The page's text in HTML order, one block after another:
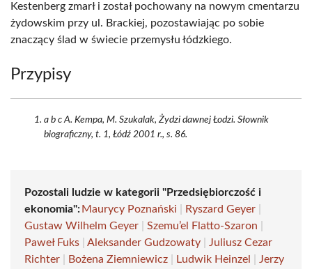
Kestenberg zmarł i został pochowany na nowym cmentarzu
żydowskim przy ul. Brackiej, pozostawiając po sobie
znaczący ślad w świecie przemysłu łódzkiego.
Przypisy
a b c A. Kempa, M. Szukalak, Żydzi dawnej Łodzi. Słownik
biograficzny, t. 1, Łódź 2001 r., s. 86.
Pozostali ludzie w kategorii "Przedsiębiorczość i
ekonomia": Maurycy Poznański Ryszard Geyer
Gustaw Wilhelm Geyer
Szemu’el Flatto-Szaron
Paweł Fuks
Aleksander Gudzowaty
Juliusz Cezar
Richter
Bożena Ziemniewicz Ludwik Heinzel
Jerzy